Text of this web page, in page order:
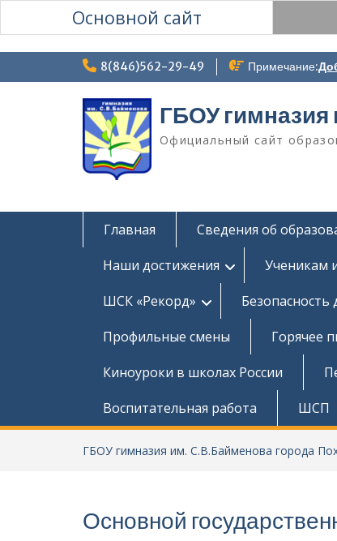
Основной сайт
8(846)562-29-49 Примечание:
ГБОУ
Официальный сайт
Главная Сведения об
Наши достижения
Ученикам
ШСК «Рекорд»
Безопасность
Профильные смены
Горячее
Киноуроки в школах России
Воспитательная работа
ШСП
ГБОУ гимназия им. С.В.Байменова города
Основной